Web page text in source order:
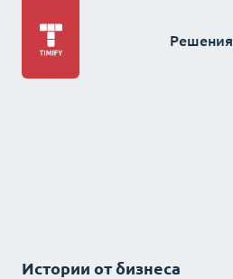
Решения
Истории от бизнеса